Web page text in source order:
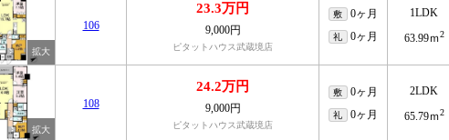
106
23.3万円
9,000円
ピタットハウス武蔵境店
敷 0ヶ月
礼 0ヶ月
1LDK
63.99ｍ2
108
24.2万円
9,000円
ピタットハウス武蔵境店
敷 0ヶ月
礼 0ヶ月
2LDK
65.79ｍ2